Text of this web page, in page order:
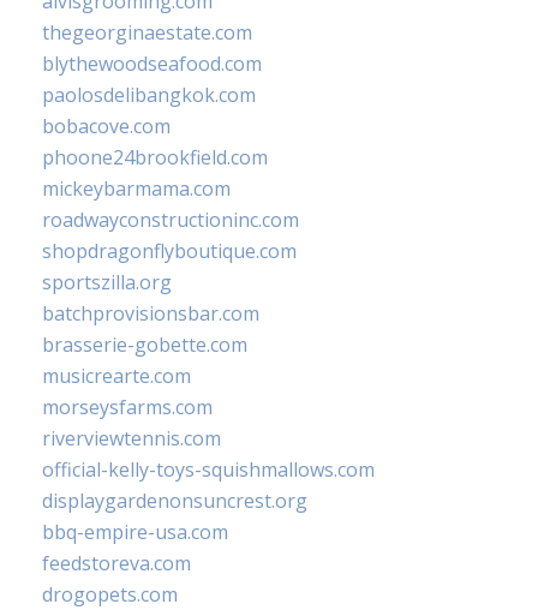
thegeorginaestate.com
blythewoodseafood.com
paolosdelibangkok.com
bobacove.com
phoone24brookfield.com
mickeybarmama.com
roadwayconstructioninc.com
shopdragonflyboutique.com
sportszilla.org
batchprovisionsbar.com
brasserie-gobette.com
musicrearte.com
morseysfarms.com
riverviewtennis.com
official-kelly-toys-squishmallows.com
displaygardenonsuncrest.org
bbq-empire-usa.com
feedstoreva.com
drogopets.com